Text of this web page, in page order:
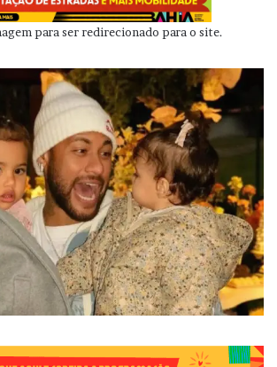
para ser redirecionado para o site.